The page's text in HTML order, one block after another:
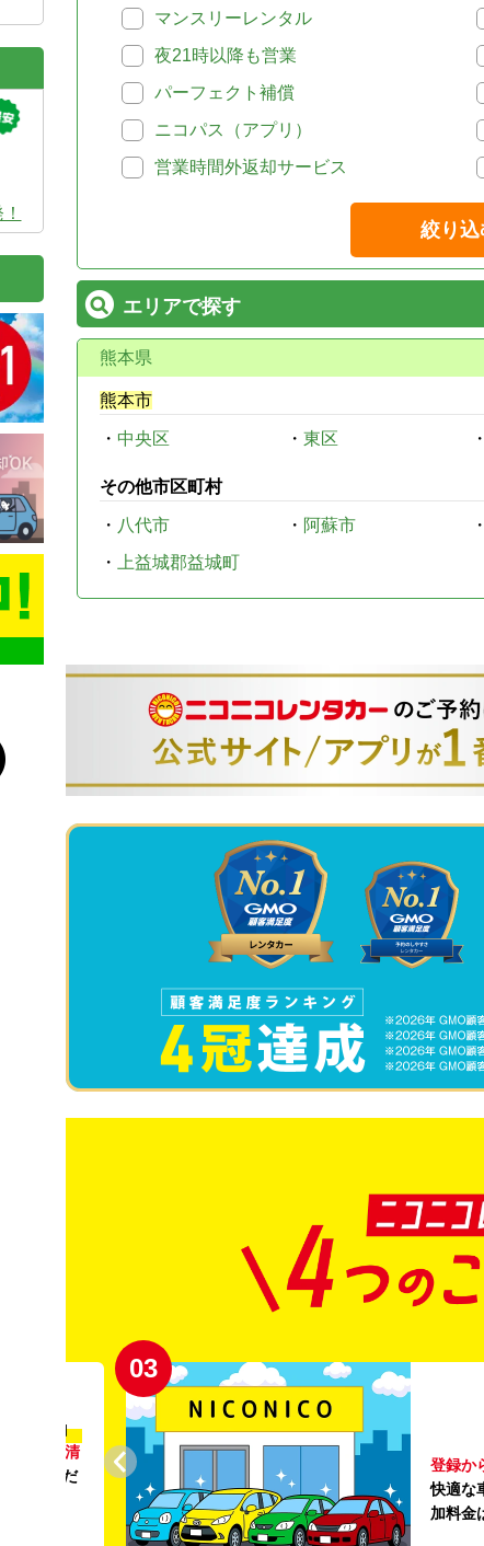
マンスリーレンタル
夜21時以降も営業
パーフェクト補償
ニコパス（アプリ）
営業時間外返却サービス
絞り込
エリアで探す
熊本県
熊本市
・ 中央区 ・ 東区 ・
その他市区町村
・ 八代市 ・ 阿蘇市 ・
・
上益城郡益城町
清潔」
車内外の清
ていただ
03
登録か
快適な
加料金